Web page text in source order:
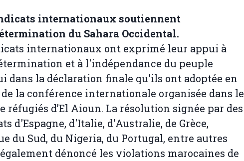
internationaux soutiennent
du Sahara Occidental.
internationaux ont exprimé leur appui à
et à l'indépendance du peuple
dans la déclaration finale qu'ils ont adoptée en
la conférence internationale organisée dans le
réfugiés d’El Aioun. La résolution signée par des
d'Espagne, d'Italie, d'Australie, de Grèce,
du Sud, du Nigeria, du Portugal, entre autres
dénoncé les violations marocaines de